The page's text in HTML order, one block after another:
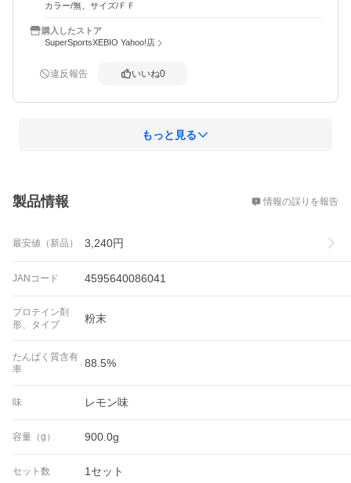
カラー/無、サイズ/ＦＦ
購入したストア
SuperSportsXEBIO Yahoo!店
違反報告 いいね0
もっと見る
製品情報 情報の誤りを報告
最安値（新品） 3,240円
JANコード 4595640086041
プロテイン剤
形、タイプ
粉末
たんぱく質含有
率
88.5%
味 レモン味
容量（g） 900.0g
セット数 1セット